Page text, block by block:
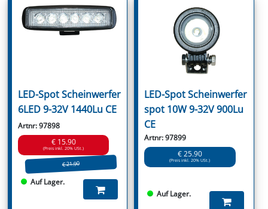
LED-Spot Scheinwerfer
6LED 9-32V 1440Lu CE
Artnr: 97898
€ 15.90
(Preis inkl. 20% USt.)
€ 21.90
Auf Lager.
LED-Spot Scheinwerfer
spot 10W 9-32V 900Lu
CE
Artnr: 97899
€ 25.90
(Preis inkl. 20% USt.)
Auf Lager.